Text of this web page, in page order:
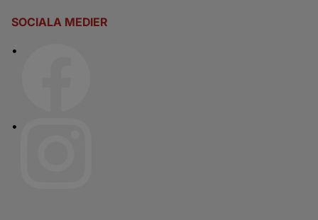
SOCIALA MEDIER